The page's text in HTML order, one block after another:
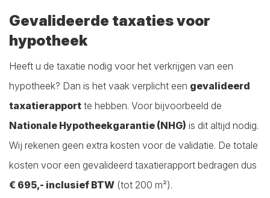
Gevalideerde taxaties voor
hypotheek
Heeft u de taxatie nodig voor het verkrijgen van een
hypotheek? Dan is het vaak verplicht een gevalideerd
taxatierapport te hebben. Voor bijvoorbeeld de
Nationale Hypotheekgarantie (NHG) is dit altijd nodig.
Wij rekenen geen extra kosten voor de validatie. De totale
kosten voor een gevalideerd taxatierapport bedragen dus
€ 695,- inclusief BTW (tot 200 m²).